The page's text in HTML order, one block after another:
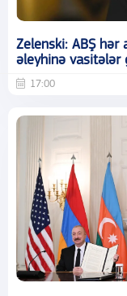
Zelenski: ABŞ hər
əleyhinə vasitələr
17:00